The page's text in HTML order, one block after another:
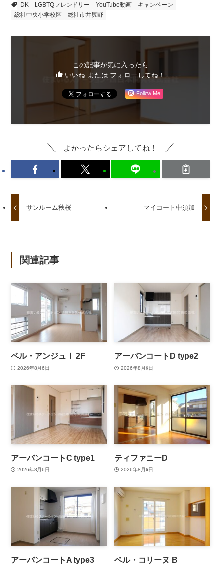
DK LGBTQフレンドリー YouTube動画
キャンペーン
総社中央小学校区
総社市井尻野
この記事が気に入ったら
いいね または フォローしてね！
Follow Me
よかったらシェアしてね！
サンルーム秋桜 マイコート中須加
関連記事
ベル・アンジュⅠ 2F
2026年8月6日
アーバンコートD type2
2026年8月6日
アーバンコートC type1
2026年8月6日
ティファニーD
2026年8月6日
アーバンコートA type3 ベル・コリーヌ B